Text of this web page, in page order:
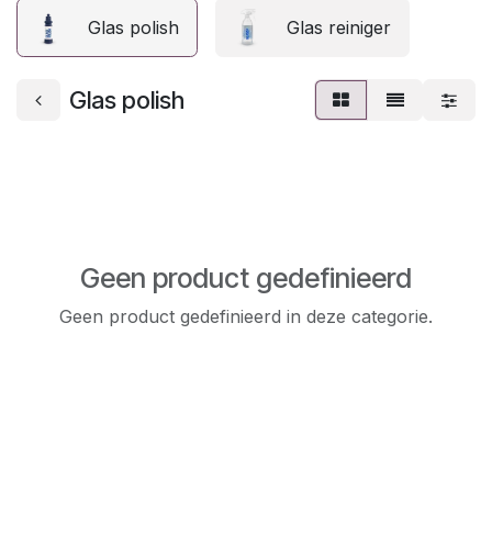
Glas polish Glas reiniger
Glas polish
Geen product gedefinieerd
Geen product gedefinieerd in deze categorie.